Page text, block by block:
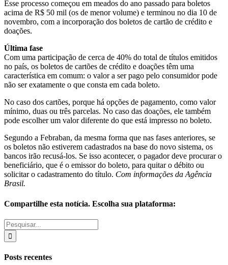
Esse processo começou em meados do ano passado para boletos
acima de R$ 50 mil (os de menor volume) e terminou no dia 10 de
novembro, com a incorporação dos boletos de cartão de crédito e
doações.
Última fase
Com uma participação de cerca de 40% do total de títulos emitidos
no país, os boletos de cartões de crédito e doações têm uma
característica em comum: o valor a ser pago pelo consumidor pode
não ser exatamente o que consta em cada boleto.
No caso dos cartões, porque há opções de pagamento, como valor
mínimo, duas ou três parcelas. No caso das doações, ele também
pode escolher um valor diferente do que está impresso no boleto.
Segundo a Febraban, da mesma forma que nas fases anteriores, se
os boletos não estiverem cadastrados na base do novo sistema, os
bancos irão recusá-los. Se isso acontecer, o pagador deve procurar o
beneficiário, que é o emissor do boleto, para quitar o débito ou
solicitar o cadastramento do título. Com informações da Agência
Brasil.
Compartilhe esta notícia. Escolha sua plataforma:
Facebook
Twitter
WhatsApp
E-
mail
Buscar
resultados
para:
Posts recentes